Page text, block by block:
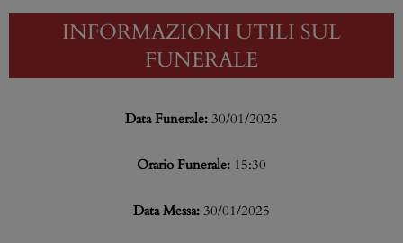
INFORMAZIONI UTILI SUL
FUNERALE
Data Funerale:30/01/2025
Orario Funerale: 15:30
Data Messa:30/01/2025